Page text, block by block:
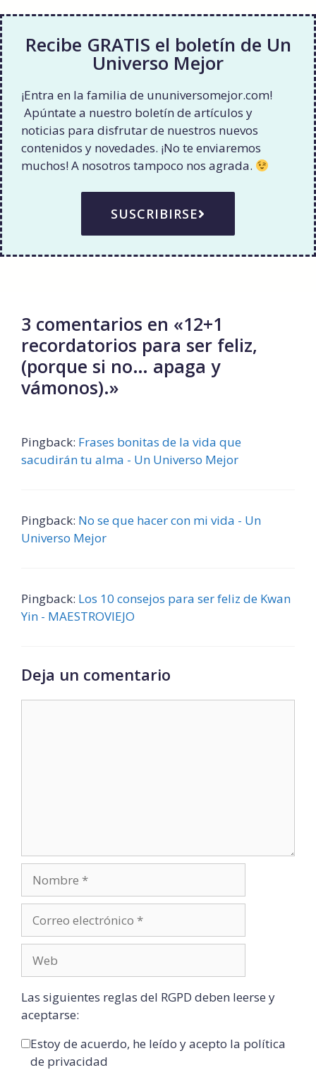
Recibe GRATIS el boletín de Un
Universo Mejor
¡Entra en la familia de ununiversomejor.com!
Apúntate a nuestro boletín de artículos y
noticias para disfrutar de nuestros nuevos
contenidos y novedades. ¡No te enviaremos
muchos! A nosotros tampoco nos agrada.
SUSCRIBIRSE
3 comentarios en «12+1
recordatorios para ser feliz,
(porque si no… apaga y
vámonos).»
Pingback: Frases bonitas de la vida que
sacudirán tu alma - Un Universo Mejor
Pingback: No se que hacer con mi vida - Un
Universo Mejor
Pingback: Los 10 consejos para ser feliz de Kwan
Yin - MAESTROVIEJO
Deja un comentario
Las siguientes reglas del RGPD deben leerse y
aceptarse:
Estoy de acuerdo, he leído y acepto la política
de privacidad